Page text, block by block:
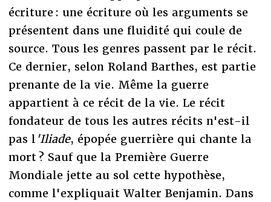
écriture : une écriture où les arguments se
présentent dans une fluidité qui coule de
source. Tous les genres passent par le récit.
Ce dernier, selon Roland Barthes, est partie
prenante de la vie. Même la guerre
appartient à ce récit de la vie. Le récit
fondateur de tous les autres récits n'est-il
pas l 'Iliade, épopée guerrière qui chante la
mort ? Sauf que la Première Guerre
Mondiale jette au sol cette hypothèse,
comme l'expliquait Walter Benjamin. Dans